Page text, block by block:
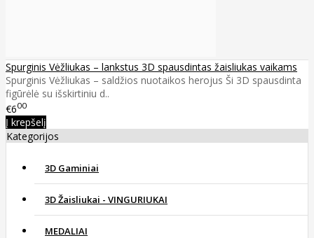
Spurginis Vėžliukas – lankstus 3D spausdintas žaisliukas vaikams
Spurginis Vėžliukas – saldžios nuotaikos herojus Ši 3D spausdinta
figūrėlė su išskirtiniu d..
€600
Į krepšelį
Kategorijos
3D Gaminiai
3D Žaisliukai - VINGURIUKAI
MEDALIAI